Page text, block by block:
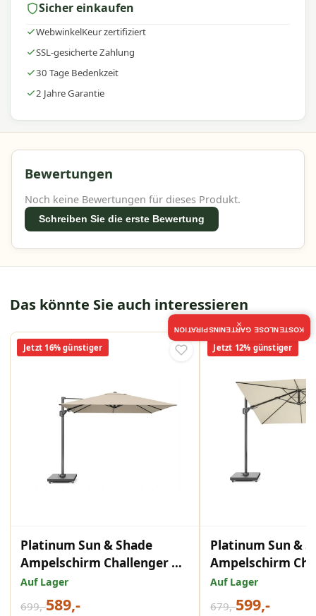
Innovation, Langlebigkeit und Benutzerfreundlichkeit –
ideal für jeden Außenbereich.
Sicher einkaufen
WebwinkelKeur zertifiziert
SSL-gesicherte Zahlung
30 Tage Bedenkzeit
2 Jahre Garantie
Bewertungen
Noch keine Bewertungen für dieses Produkt.
Schreiben Sie die erste Bewertung
Das könnte Sie auch interessieren
Jetzt 16% günstiger
Platinum Sun & Shade
Ampelschirm Challenger T²
premium 350x260
Champagner.
Auf Lager
699,-589,-
Jetzt 12% günstiger
Platinum Sun &
Ampelschirm
premium
Champagne.
Auf Lager
679,-599,-
KOSTENLOSE GARTENINSPIRATION
×